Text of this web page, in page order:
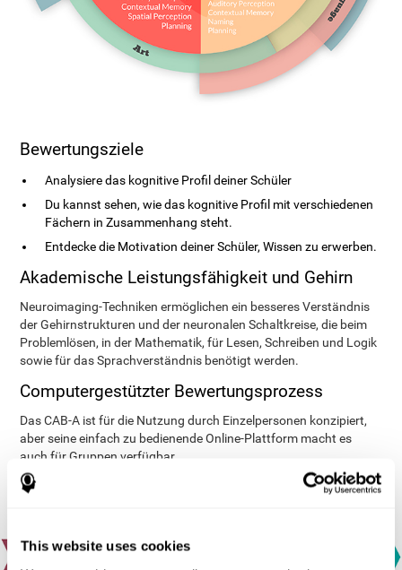
This website uses cookies
Bewertungsziele
Analysiere das kognitive Profil deiner Schüler
Du kannst sehen, wie das kognitive Profil mit verschiedenen
Fächern in Zusammenhang steht.
Entdecke die Motivation deiner Schüler, Wissen zu erwerben.
Akademische Leistungsfähigkeit und Gehirn
Neuroimaging-Techniken ermöglichen ein besseres Verständnis
der Gehirnstrukturen und der neuronalen Schaltkreise, die beim
Problemlösen, in der Mathematik, für Lesen, Schreiben und Logik
sowie für das Sprachverständnis benötigt werden.
Computergestützter Bewertungsprozess
Das CAB-A ist für die Nutzung durch Einzelpersonen konzipiert,
aber seine einfach zu bedienende Online-Plattform macht es
auch für Gruppen verfügbar.